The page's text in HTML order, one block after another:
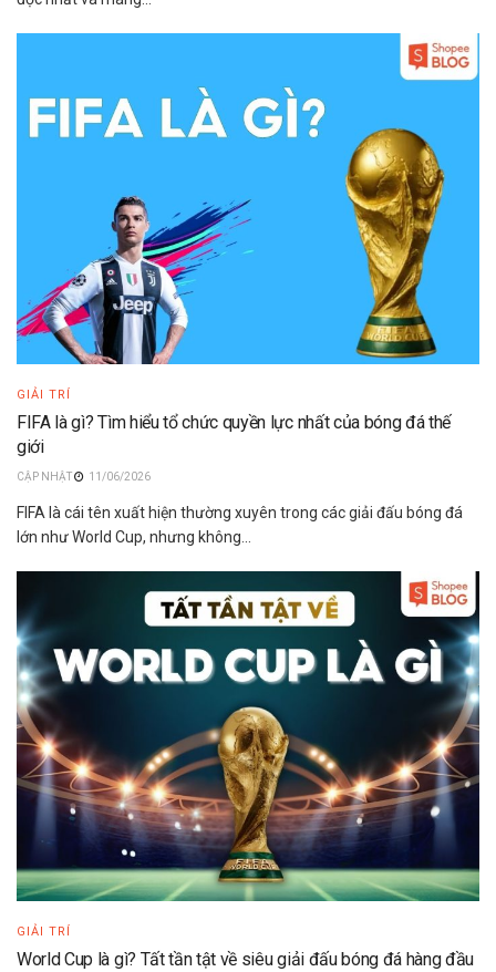
GIẢI TRÍ
FIFA là gì? Tìm hiểu tổ chức quyền lực nhất của bóng đá thế
giới
11/06/2026
FIFA là cái tên xuất hiện thường xuyên trong các giải đấu bóng đá
lớn như World Cup, nhưng không...
GIẢI TRÍ
World Cup là gì? Tất tần tật về siêu giải đấu bóng đá hàng đầu